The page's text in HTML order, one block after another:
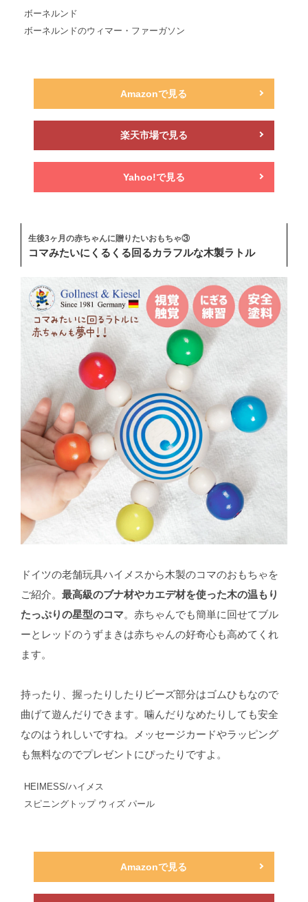
ボーネルンド
ボーネルンドのウィマー・ファーガソン
Amazonで見る
楽天市場で見る
Yahoo!で見る
生後3ヶ月の赤ちゃんに贈りたいおもちゃ③
コマみたいにくるくる回るカラフルな木製ラトル
ドイツの老舗玩具ハイメスから木製のコマのおもちゃを
ご紹介。 最高級のブナ材やカエデ材を使った木の温もり
たっぷりの星型のコマ。赤ちゃんでも簡単に回せてブル
ーとレッドのうずまきは赤ちゃんの好奇心も高めてくれ
ます。
持ったり、握ったりしたりビーズ部分はゴムひもなので
曲げて遊んだりできます。噛んだりなめたりしても安全
なのはうれしいですね。メッセージカードやラッピング
も無料なのでプレゼントにぴったりですよ。
HEIMESS/ハイメス
スピニングトップ ウィズ パール
Amazonで見る